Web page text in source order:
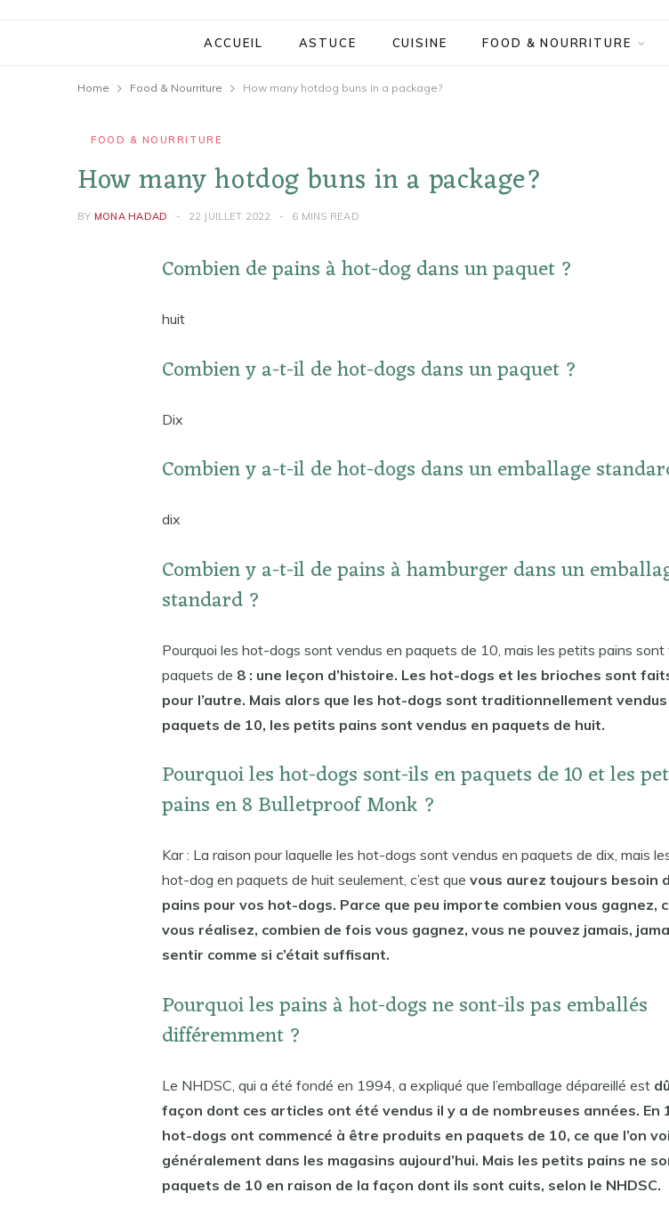
ACCUEIL ASTUCE CUISINE FOOD & NOURRITURE
Home Food & Nourriture How many hotdog buns in a package?
FOOD & NOURRITURE
How many hotdog buns in a package?
BY MONA HADAD 22 JUILLET 2022 6 MINS READ
Combien de pains à hot-dog dans un paquet ?
huit
Combien y a-t-il de hot-dogs dans un paquet ?
Dix
Combien y a-t-il de hot-dogs dans un emballage
dix
Combien y a-t-il de pains à hamburger dans un
standard ?
Pourquoi les hot-dogs sont vendus en paquets de 10, mais les petits pains sont
paquets de 8 : une leçon d’histoire. Les hot-dogs et les brioches sont
pour l’autre. Mais alors que les hot-dogs sont traditionnellement
paquets de 10, les petits pains sont vendus en paquets de huit.
Pourquoi les hot-dogs sont-ils en paquets de 10 et les
pains en 8 Bulletproof Monk ?
Kar : La raison pour laquelle les hot-dogs sont vendus en paquets de dix, mais
hot-dog en paquets de huit seulement, c’est que vous aurez toujours besoin
pains pour vos hot-dogs. Parce que peu importe combien vous gagnez,
vous réalisez, combien de fois vous gagnez, vous ne pouvez jamais,
sentir comme si c’était suffisant.
Pourquoi les pains à hot-dogs ne sont-ils pas emballés
différemment ?
Le NHDSC, qui a été fondé en 1994, a expliqué que l’emballage dépareillé est
façon dont ces articles ont été vendus il y a de nombreuses années. En
hot-dogs ont commencé à être produits en paquets de 10, ce que l’on
généralement dans les magasins aujourd’hui. Mais les petits pains ne
paquets de 10 en raison de la façon dont ils sont cuits, selon le NHDSC.